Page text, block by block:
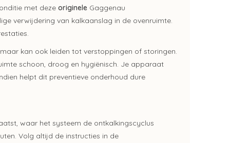
met deze originele Gaggenau
verwijdering van kalkaanslag in de ovenruimte.
kan ook leiden tot verstoppingen of storingen.
schoon, droog en hygiënisch. Je apparaat
helpt dit preventieve onderhoud dure
waar het systeem de ontkalkingscyclus
Volg altijd de instructies in de